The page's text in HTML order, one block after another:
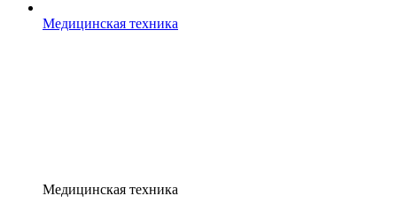
Медицинская техника
Медицинская техника